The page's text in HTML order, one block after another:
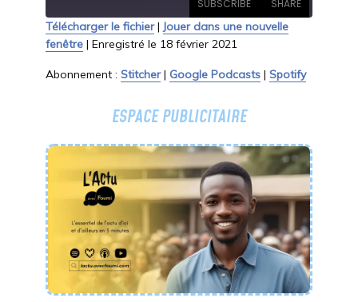
Seconds30
seconds
SUBSCRIBE SHARE
Stitcher Google Podcasts
Spotify
SHARE
LINK
Télécharger le fichier| Jouer dans une nouvelle
fenêtre| Enregistré le 18 février 2021
Abonnement : Stitcher| Google Podcasts| Spotify
ESPACE PUBLICITAIRE